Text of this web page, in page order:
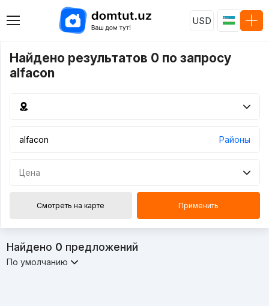
USD
Найдено результатов 0 по запросу
alfacon
Районы
Цена
Смотреть на карте Применить
Найдено 0 предложений
По умолчанию